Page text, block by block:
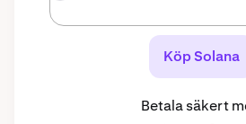
Köp Solana
Betala säkert